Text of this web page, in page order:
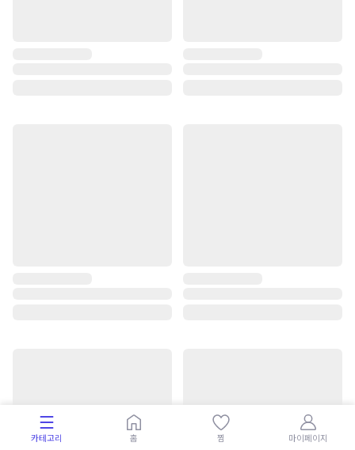
카테고리 홈 찜 마이페이지